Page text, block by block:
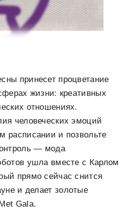
принесет процветание
жизни: креативных
отношениях.
человеческих эмоций
расписании и позвольте
— мода
ушла вместе с Карлом
прямо сейчас снится
и делает золотые
Gala.